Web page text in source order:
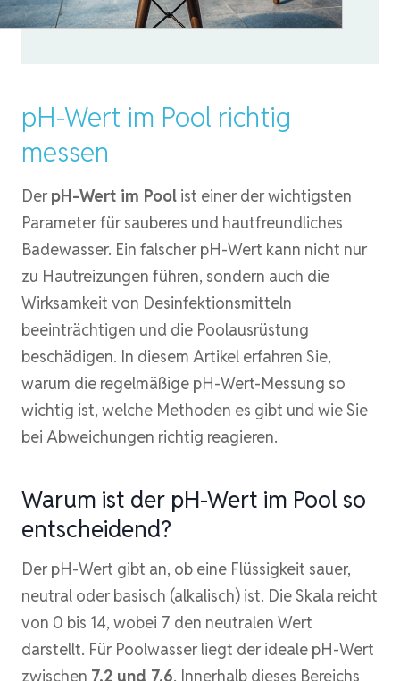
pH-Wert im Pool richtig
messen
DerpH-Wert im Pool ist einer der wichtigsten
Parameter für sauberes und hautfreundliches
Badewasser. Ein falscher pH-Wert kann nicht nur
zu Hautreizungen führen, sondern auch die
Wirksamkeit von Desinfektionsmitteln
beeinträchtigen und die Poolausrüstung
beschädigen. In diesem Artikel erfahren Sie,
warum die regelmäßige pH-Wert-Messung so
wichtig ist, welche Methoden es gibt und wie Sie
bei Abweichungen richtig reagieren.
Warum ist der pH-Wert im Pool so
entscheidend?
Der pH-Wert gibt an, ob eine Flüssigkeit sauer,
neutral oder basisch (alkalisch) ist. Die Skala reicht
von 0 bis 14, wobei 7 den neutralen Wert
darstellt. Für Poolwasser liegt der ideale pH-Wert
zwischen 7,2 und 7,6. Innerhalb dieses Bereichs